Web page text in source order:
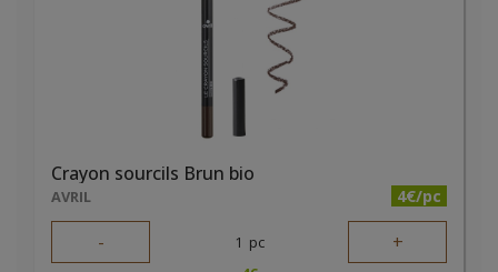
Crayon sourcils Brun bio
AVRIL 4€/pc
- 1 pc +